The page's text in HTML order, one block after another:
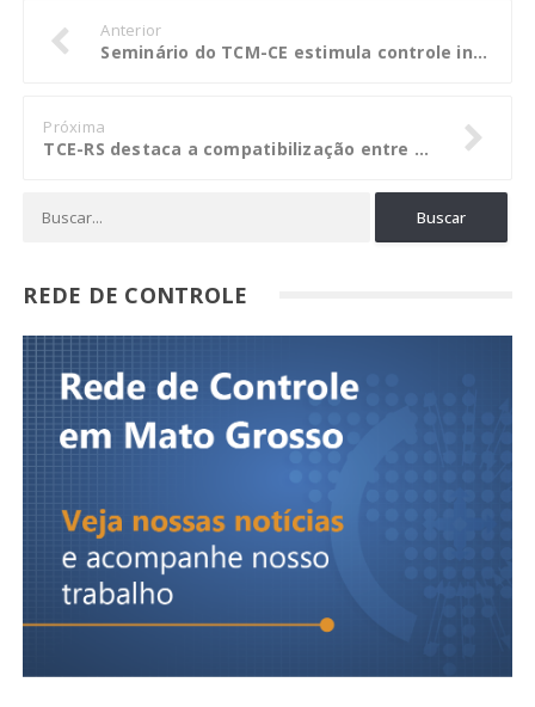
Anterior
Seminário do TCM-CE estimula controle interno para prevenir irregularidades
Próxima
TCE-RS destaca a compatibilização entre os planos plurianuais e os de educação em seminário
REDE DE CONTROLE